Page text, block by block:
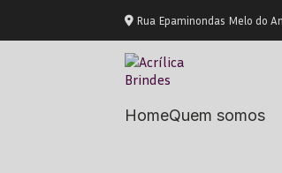
Rua Epaminondas Melo do
Home
Quem somos